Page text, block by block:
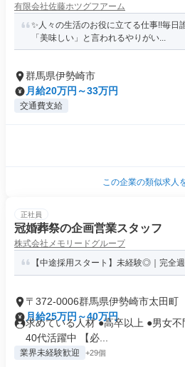
有限会社佐藤ホツグフアーム
✨人々の生活のお役に立てる仕事!!毎日
「美味しい」と言われるやりがい...
群馬県伊勢崎市
月給20万円～33万円
交通費支給
この企業の類似求人
正社員
冠婚葬祭の企画営業スタッフ
株式会社メモリードグループ
【中途採用スタート】未経験◎｜完全
〒372-0006群馬県伊勢崎市太田町
月給25万円～40万円
求めている人材 ●高卒以上 ●男女
40代活躍中 【必...
業界未経験歓迎 +29個